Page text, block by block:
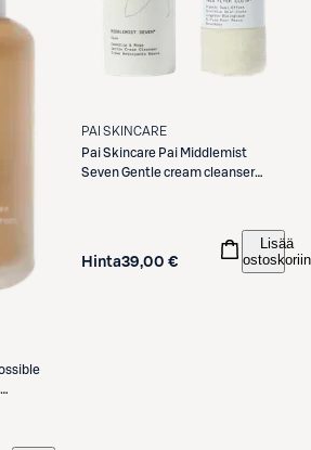
PAI SKINCARE
Pai Skincare Pai Middlemist
Seven Gentle cream cleanser
Hinta39,00 €
Lisää
ostoskoriin